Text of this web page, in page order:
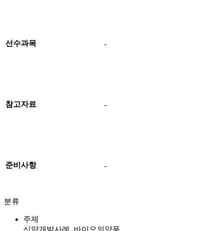
선수과목 -
참고자료 -
준비사항 -
분류
주제
신약개발사례, 바이오의약품